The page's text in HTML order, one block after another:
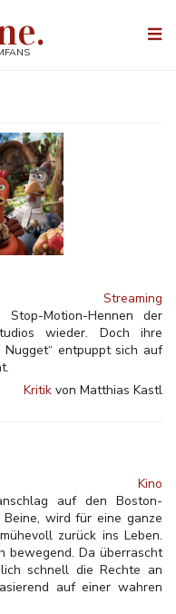
Streaming
Motion-Hennen der
wieder. Doch ihre
Nugget“ entpuppt sich auf
Kritik von Matthias Kastl
Kino
auf den Boston-
wird für eine ganze
zurück ins Leben.
bewegend. Da überrascht
schnell die Rechte an
auf einer wahren